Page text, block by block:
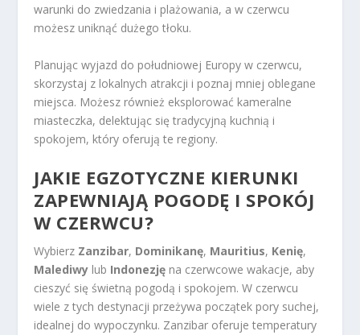
warunki do zwiedzania i plażowania, a w czerwcu
możesz uniknąć dużego tłoku.
Planując wyjazd do południowej Europy w czerwcu,
skorzystaj z lokalnych atrakcji i poznaj mniej oblegane
miejsca. Możesz również eksplorować kameralne
miasteczka, delektując się tradycyjną kuchnią i
spokojem, który oferują te regiony.
JAKIE EGZOTYCZNE KIERUNKI
ZAPEWNIAJĄ POGODĘ I SPOKÓJ
W CZERWCU?
Wybierz Zanzibar, Dominikanę, Mauritius, Kenię,
Malediwy lub Indonezję na czerwcowe wakacje, aby
cieszyć się świetną pogodą i spokojem. W czerwcu
wiele z tych destynacji przeżywa początek pory suchej,
idealnej do wypoczynku. Zanzibar oferuje temperatury